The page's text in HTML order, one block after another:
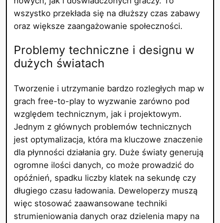
wszystko przekłada się na dłuższy czas zabawy
oraz większe zaangażowanie społeczności.
Problemy techniczne i designu w
dużych światach
Tworzenie i utrzymanie bardzo rozległych map w
grach free-to-play to wyzwanie zarówno pod
względem technicznym, jak i projektowym.
Jednym z głównych problemów technicznych
jest optymalizacja, która ma kluczowe znaczenie
dla płynności działania gry. Duże światy generują
ogromne ilości danych, co może prowadzić do
opóźnień, spadku liczby klatek na sekundę czy
długiego czasu ładowania. Deweloperzy muszą
więc stosować zaawansowane techniki
strumieniowania danych oraz dzielenia mapy na